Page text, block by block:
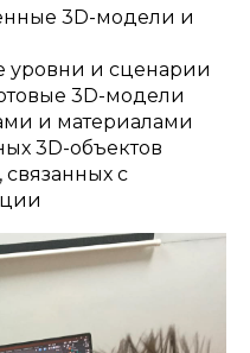
3D-модели и
уровни и сценарии
3D-модели
и материалами
3D-объектов
связанных с